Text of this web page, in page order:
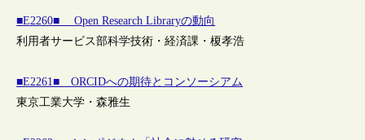
■E2260■ Open Research Libraryの動向
利用者サービス部科学技術・経済課・榎孝浩
■E2261■ ORCIDへの期待とコンソーシアム
東京工業大学・森雅生